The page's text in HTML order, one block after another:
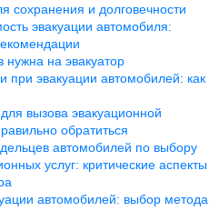
сохранения и долговечности
эвакуации автомобиля:
нужна на эвакуатор
при эвакуации автомобилей: как
вызова эвакуационной
обратиться
автомобилей по выбору
услуг: критические аспекты
автомобилей: выбор метода